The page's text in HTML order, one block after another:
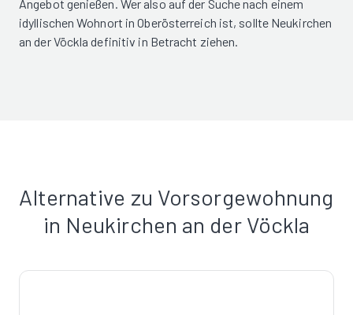
Angebot genießen. Wer also auf der Suche nach einem
idyllischen Wohnort in Oberösterreich ist, sollte Neukirchen
an der Vöckla definitiv in Betracht ziehen.
Alternative zu Vorsorgewohnung
in Neukirchen an der Vöckla